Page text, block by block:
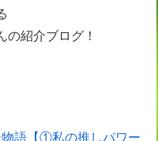
の紹介ブログ！
語【①私の推しパワー